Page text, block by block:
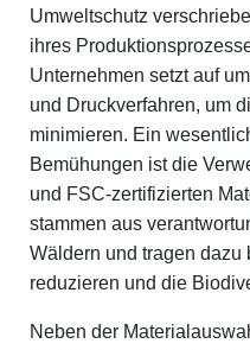
Umweltschutz
ihres
Unternehmen setzt auf
und Druckverfahren, um
minimieren. Ein
Bemühungen ist die
und FSC-zertifizierten
stammen aus
Wäldern und tragen dazu
reduzieren und die
Neben der